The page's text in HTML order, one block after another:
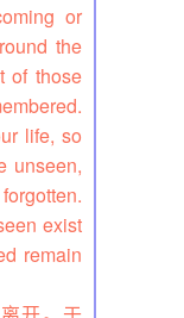
or
the
of those
life, so
unseen,
exist
remain